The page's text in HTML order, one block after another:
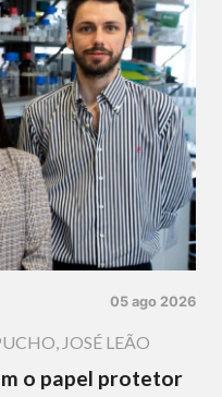
05 ago 2026
, JOSÉ LEÃO
o papel protetor